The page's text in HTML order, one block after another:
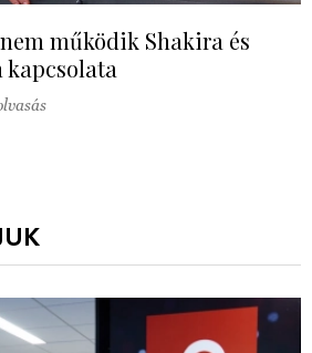
működik Shakira és